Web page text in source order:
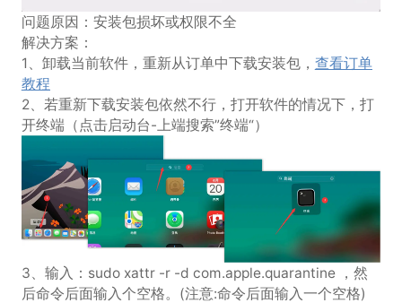
问题原因：安装包损坏或权限不全
解决方案：
1、卸载当前软件，重新从订单中下载安装包， 查看订单
教程
2、若重新下载安装包依然不行，打开软件的情况下，打
开终端（点击启动台-上端搜索”终端“）
3、输入：sudo xattr -r -d com.apple.quarantine ，然
后命令后面输入个空格。(注意:命令后面输入一个空格)